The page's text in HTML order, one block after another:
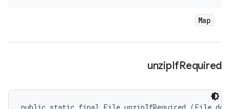
Map
unzipIfRequired